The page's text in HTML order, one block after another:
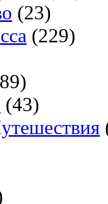
(23)
(229)
(43)